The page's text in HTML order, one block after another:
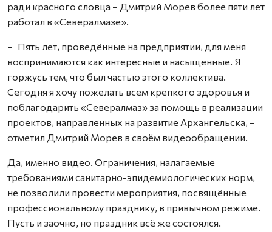
ради красного словца – Дмитрий Морев более пяти лет
работал в «Севералмазе».
– Пять лет, проведённые на предприятии, для меня
воспринимаются как интересные и насыщенные. Я
горжусь тем, что был частью этого коллектива.
Сегодня я хочу пожелать всем крепкого здоровья и
поблагодарить «Севералмаз» за помощь в реализации
проектов, направленных на развитие Архангельска, –
отметил Дмитрий Морев в своём видеообращении.
Да, именно видео. Ограничения, налагаемые
требованиями санитарно-эпидемиологических норм,
не позволили провести мероприятия, посвящённые
профессиональному празднику, в привычном режиме.
Пусть и заочно, но праздник всё же состоялся.